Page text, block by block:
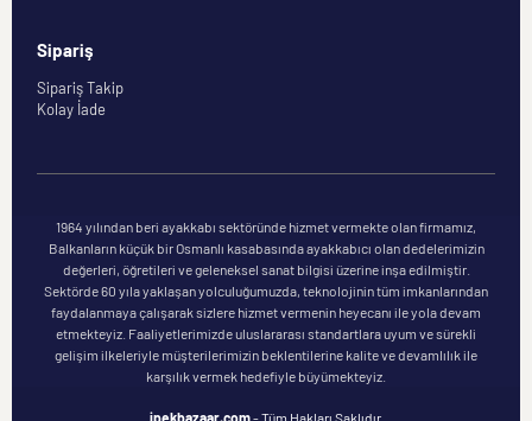
Sipariş
Sipariş Takip
Kolay İade
1964 yılından beri ayakkabı sektöründe hizmet vermekte olan firmamız,
Balkanların küçük bir Osmanlı kasabasında ayakkabıcı olan dedelerimizin
değerleri, öğretileri ve geleneksel sanat bilgisi üzerine inşa edilmiştir.
Sektörde 60 yıla yaklaşan yolculuğumuzda, teknolojinin tüm imkanlarından
faydalanmaya çalışarak sizlere hizmet vermenin heyecanı ile yola devam
etmekteyiz. Faaliyetlerimizde uluslararası standartlara uyum ve sürekli
gelişim ilkeleriyle müşterilerimizin beklentilerine kalite ve devamlılık ile
karşılık vermek hedefiyle büyümekteyiz.